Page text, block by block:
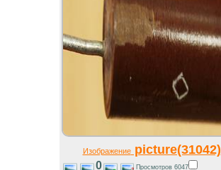
Изображениеpicture(31042)
0 Просмотров 6047